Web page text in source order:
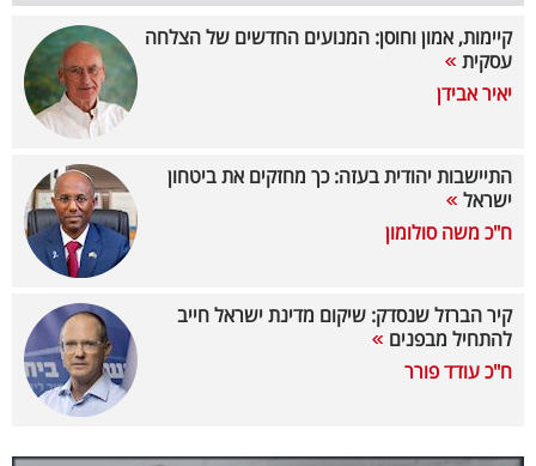
ספורט
קריירה
מינויים
רייטינג
בריאות
ופנאי
קיימות, אמון וחוסן: המנועים החדשים של הצלחה
עסקית
יאיר אבידן
התיישבות יהודית בעזה: כך מחזקים את ביטחון
ישראל
ח"כ משה סולומון
קיר הברזל שנסדק: שיקום מדינת ישראל חייב
להתחיל מבפנים
ח"כ עודד פורר